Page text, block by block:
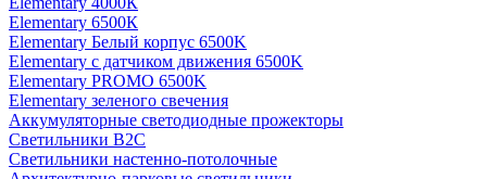
Elementary 6500К
Elementary Белый корпус 6500K
Elementary с датчиком движения 6500K
Elementary PROMO 6500K
Elementary зеленого свечения
Аккумуляторные светодиодные прожекторы
Светильники B2C
Светильники настенно-потолочные